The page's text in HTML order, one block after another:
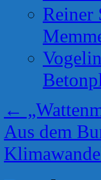
Reiner
←
Aus dem